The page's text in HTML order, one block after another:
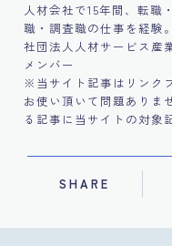
人材会社で15年間、転職
職・調査職の仕事を経験。
社団法人人材サービス産
メンバー
※当サイト記事はリンク
お使い頂いて問題ありま
る記事に当サイトの対象
SHARE